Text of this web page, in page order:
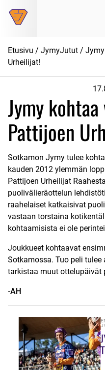
suoraan
Etusivu / JymyJutut / Jymy
Urheilijat!
Jymy
Pattijoen
Sotkamon Jymy tulee
kauden 2012 ylemmän
Pattijoen Urheilijat
puolivälieräottelun
raahelaiset katkaisivat
vastaan torstaina
kohtaamisista ei ole
Joukkueet kohtaavat
Sotkamossa. Tuo peli tulee
tarkistaa muut ottelupäivät
-AH